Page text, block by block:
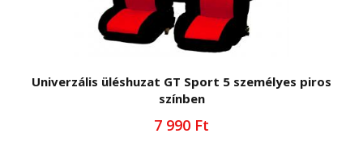
Univerzális üléshuzat GT Sport 5 személyes piros
színben
7 990 Ft